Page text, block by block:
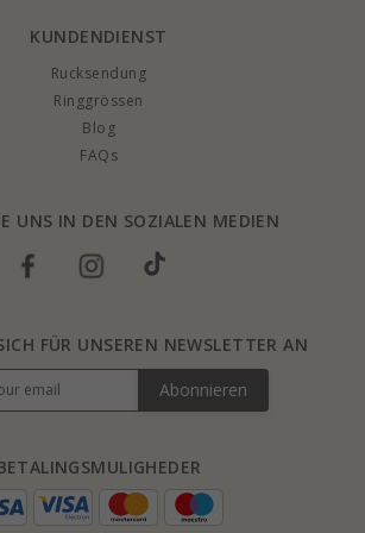
KUNDENDIENST
Rucksendung
Ringgrössen
Blog
FAQs
UNS IN DEN SOZIALEN MEDIEN
FÜR UNSEREN NEWSLETTER AN
Abonnieren